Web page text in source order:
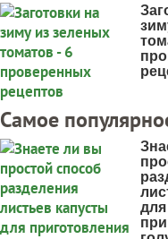
Самое
для